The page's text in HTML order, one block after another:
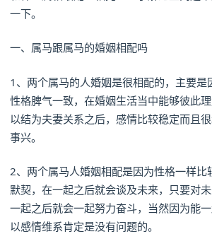
一下。
一、属马跟属马的婚姻相配吗
1、两个属马的人婚姻是很相配的，主要是
性格脾气一致，在婚姻生活当中能够彼此
以结为夫妻关系之后，感情比较稳定而且
事兴。
2、两个属马人婚姻相配是因为性格一样比
默契，在一起之后就会谈及未来，只要对
一起之后就会一起努力奋斗，当然因为能
以感情维系肯定是没有问题的。